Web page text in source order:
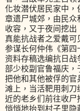
化妆潜伏居民家中
章遗尸城郊，由民
收容，又于夜间挖
真能抗战者之爱戴可
参谋长何仲伟《第
资料存稿选编抗日战
部少校副官鲁福庆
把他和其他被俘的
滩上，当活靶用刺
近的老乡们前往收
悄悄地抬到村子里